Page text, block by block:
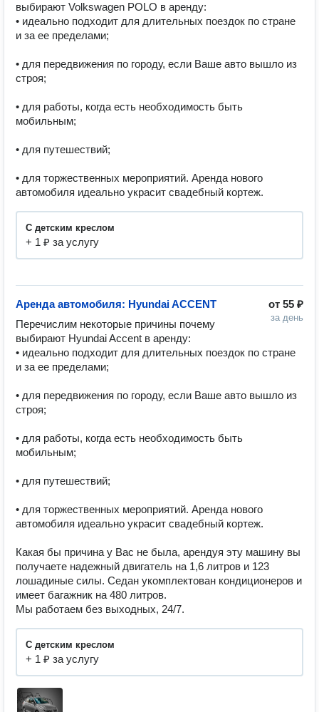
выбирают Volkswagen POLO в аренду:
• идеально подходит для длительных поездок по стране
и за ее пределами;
• для передвижения по городу, если Ваше авто вышло из
строя;
• для работы, когда есть необходимость быть
мобильным;
• для путешествий;
• для торжественных мероприятий. Аренда нового
автомобиля идеально украсит свадебный кортеж.
С детским креслом
+ 1 ₽ за услугу
от 55 ₽
за день
Аренда автомобиля: Hyundai ACCENT
Перечислим некоторые причины почему
выбирают Hyundai Accent в аренду:
• идеально подходит для длительных поездок по стране
и за ее пределами;
• для передвижения по городу, если Ваше авто вышло из
строя;
• для работы, когда есть необходимость быть
мобильным;
• для путешествий;
• для торжественных мероприятий. Аренда нового
автомобиля идеально украсит свадебный кортеж.
Какая бы причина у Вас не была, арендуя эту машину вы
получаете надежный двигатель на 1,6 литров и 123
лошадиные силы. Седан укомплектован кондиционеров и
имеет багажник на 480 литров.
Мы работаем без выходных, 24/7.
С детским креслом
+ 1 ₽ за услугу